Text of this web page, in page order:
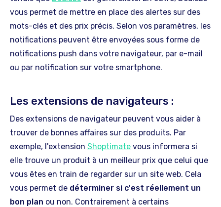
vous permet de mettre en place des alertes sur des
mots-clés et des prix précis. Selon vos paramètres, les
notifications peuvent être envoyées sous forme de
notifications push dans votre navigateur, par e-mail
ou par notification sur votre smartphone.
Les extensions de navigateurs :
Des extensions de navigateur peuvent vous aider à
trouver de bonnes affaires sur des produits. Par
exemple, l'extension Shoptimate vous informera si
elle trouve un produit à un meilleur prix que celui que
vous êtes en train de regarder sur un site web. Cela
vous permet de déterminer si c'est réellement un
bon plan ou non. Contrairement à certains